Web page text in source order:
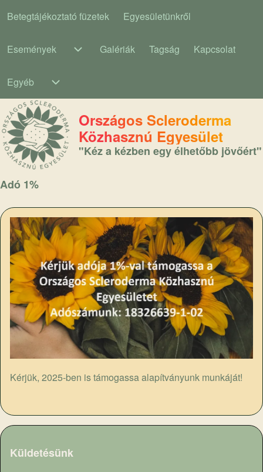
Main navigation
Betegtájékoztató füzetek Egyesületünkről
Események
Események sub-navigation
Galériák Tagság Kapcsolat
Egyéb
Országos Scleroderma
Közhasznú Egyesület
"Kéz a kézben egy élhetőbb jövőért"
Adó 1%
Kérjük, 2025-ben is támogassa alapítványunk munkáját!
Küldetésünk